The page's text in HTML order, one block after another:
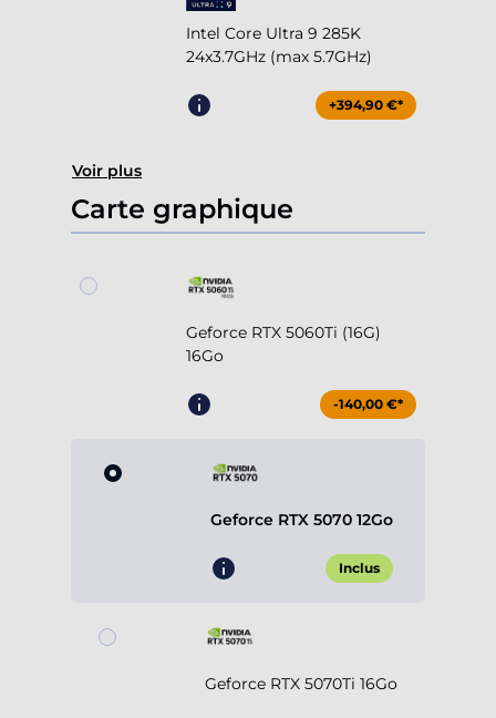
Intel Core Ultra 9 285K
24x3.7GHz (max 5.7GHz)
+394,90 €*
Voir plus
Carte graphique
Geforce RTX 5060Ti (16G)
16Go
-140,00 €*
Geforce RTX 5070 12Go
Inclus
Geforce RTX 5070Ti 16Go